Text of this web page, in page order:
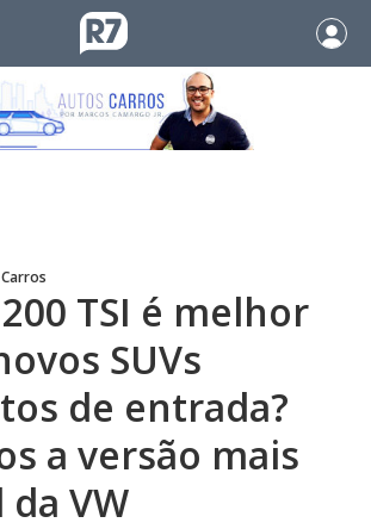
TSI é melhor
SUVs
de entrada?
a versão mais
VW